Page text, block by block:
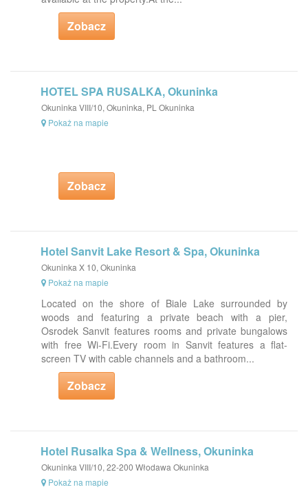
Zobacz
HOTEL SPA RUSALKA, Okuninka
Okuninka VIII/10, Okuninka, PL Okuninka
Pokaż na mapie
Zobacz
Hotel Sanvit Lake Resort & Spa, Okuninka
Okuninka X 10, Okuninka
Pokaż na mapie
Located on the shore of Biale Lake surrounded by
woods and featuring a private beach with a pier,
Osrodek Sanvit features rooms and private bungalows
with free Wi-Fi.Every room in Sanvit features a flat-
screen TV with cable channels and a bathroom...
Zobacz
Hotel Rusalka Spa & Wellness, Okuninka
Okuninka VIII/10, 22-200 Włodawa Okuninka
Pokaż na mapie